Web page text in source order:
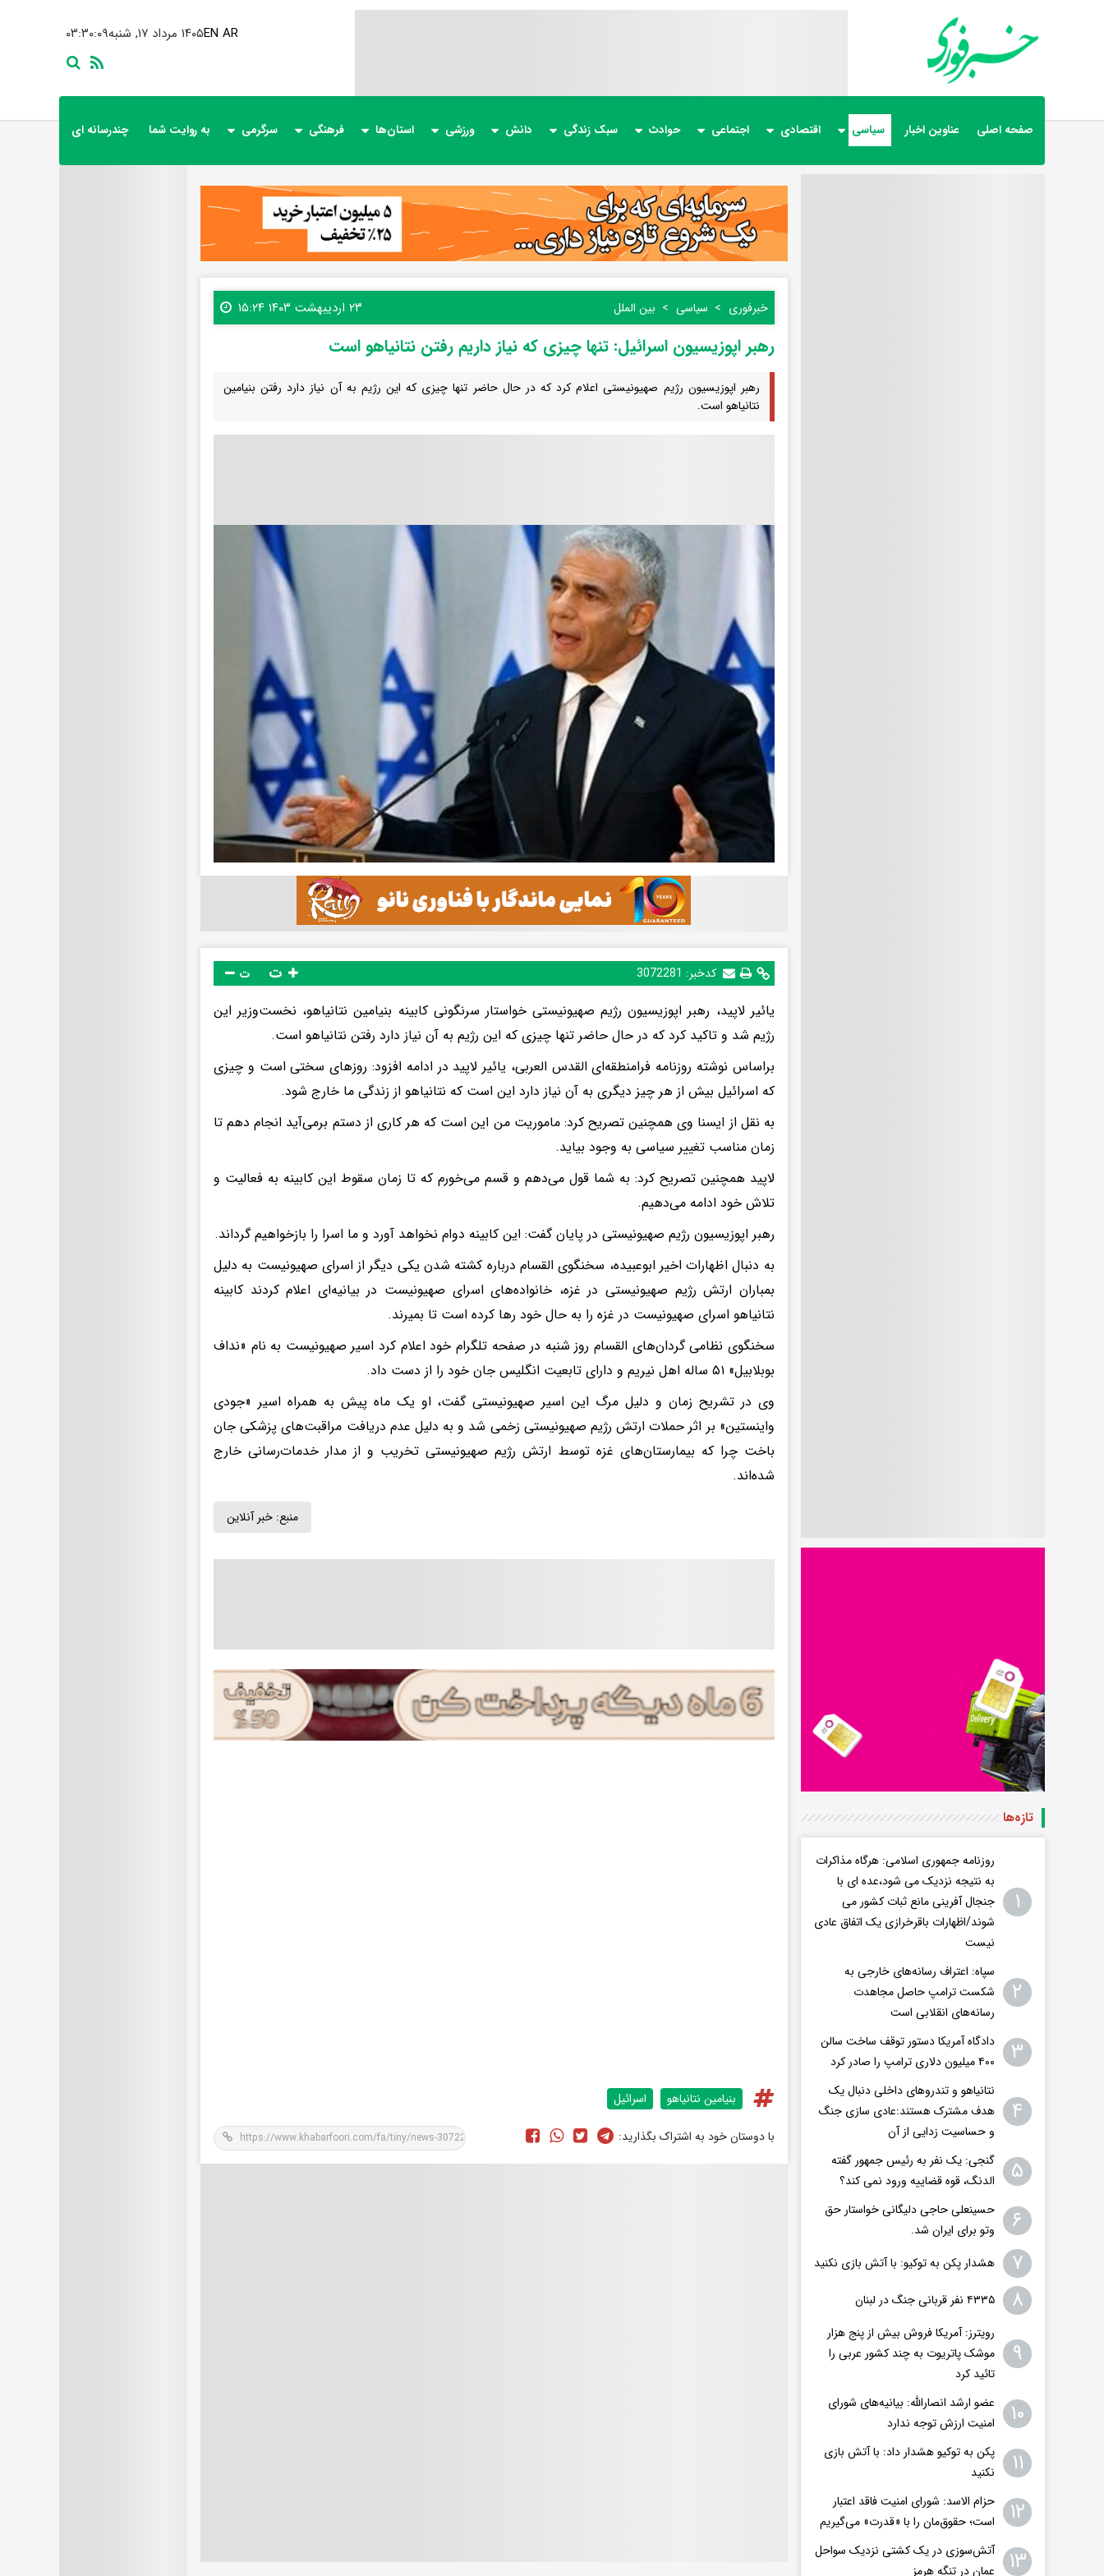
۰۳:۳۰:۱۱ ۱۴۰۵ مرداد ۱۷, شنبهEN AR
صفحه اصلی عناوین اخبار سیاسی اقتصادی اجتماعی حوادث سبک زندگی دانش ورزشی استان‌ها فرهنگی سرگرمی به روایت شما چندرسانه ای
خبرفوری سیاسی بین الملل ۲۳ اردیبهشت ۱۴۰۳ ۱۵:۲۴
رهبر اپوزیسیون اسرائیل: تنها چیزی که نیاز داریم رفتن نتانیاهو است
رهبر اپوزیسیون رژیم صهیونیستی اعلام کرد که در حال حاضر تنها چیزی که این رژیم به آن نیاز دارد رفتن بنیامین
نتانیاهو است.
کدخبر: 3072281 ت
یائیر لاپید، رهبر اپوزیسیون رژیم صهیونیستی خواستار سرنگونی کابینه بنیامین نتانیاهو، نخست‌وزیر این
رژیم شد و تاکید کرد که در حال حاضر تنها چیزی که این رژیم به آن نیاز دارد رفتن نتانیاهو است.
براساس نوشته روزنامه فرامنطقه‌ای القدس العربی، یائیر لاپید در ادامه افزود: روزهای سختی است و چیزی
که اسرائیل بیش از هر چیز دیگری به آن نیاز دارد این است که نتانیاهو از زندگی ما خارج شود.
به نقل از ایسنا وی همچنین تصریح کرد: ماموریت من این است که هر کاری از دستم برمی‌آید انجام دهم تا
زمان مناسب تغییر سیاسی به وجود بیاید.
لاپید همچنین تصریح کرد: به شما قول می‌دهم و قسم می‌خورم که تا زمان سقوط این کابینه به فعالیت و
تلاش خود ادامه می‌دهیم.
رهبر اپوزیسیون رژیم صهیونیستی در پایان گفت: این کابینه دوام نخواهد آورد و ما اسرا را بازخواهیم گرداند.
به دنبال اظهارات اخیر ابوعبیده، سخنگوی القسام درباره کشته شدن یکی دیگر از اسرای صهیونیست به دلیل
بمباران ارتش رژیم صهیونیستی در غزه، خانواده‌های اسرای صهیونیست در بیانیه‌ای اعلام کردند کابینه
نتانیاهو اسرای صهیونیست در غزه را به حال خود رها کرده است تا بمیرند.
سخنگوی نظامی گردان‌های القسام روز شنبه در صفحه تلگرام خود اعلام کرد اسیر صهیونیست به نام «نداف
بوبلابیل» ۵۱ ساله اهل نیریم و دارای تابعیت انگلیس جان خود را از دست داد.
وی در تشریح زمان و دلیل مرگ این اسیر صهیونیستی گفت، او یک ماه پیش به همراه اسیر «جودی
واینستین» بر اثر حملات ارتش رژیم صهیونیستی زخمی شد و به دلیل عدم دریافت مراقبت‌های پزشکی جان
باخت چرا که بیمارستان‌های غزه توسط ارتش رژیم صهیونیستی تخریب و از مدار خدمات‌رسانی خارج
شده‌اند.
منبع: خبر آنلاین
بنیامین نتانیاهو اسرائيل
با دوستان خود به اشتراک بگذارید:
تازه‌ها
۱
روزنامه جمهوری اسلامی: هرگاه مذاکرات
به نتیجه نزدیک می شود،عده ای با
جنجال آفرینی مانع ثبات کشور می
شوند/اظهارات باقرخرازی یک اتفاق عادی
نیست
۲
سپاه: اعتراف رسانه‌های خارجی به
شکست ترامپ حاصل مجاهدت
رسانه‌های انقلابی است
۳
دادگاه آمریکا دستور توقف ساخت سالن
۴۰۰ میلیون دلاری ترامپ را صادر کرد
۴
نتانیاهو و تندروهای داخلی دنبال یک
هدف مشترک هستند:عادی سازی جنگ
و حساسیت زدایی از آن
۵
گنجی: یک نفر به رئیس جمهور گفته
الدنگ، قوه قضاییه ورود نمی کند؟
۶
حسینعلی حاجی دلیگانی خواستار حق
وتو برای ایران شد.
۷ هشدار پکن به توکیو: با آتش بازی نکنید
۸ ۴۳۳۵ نفر قربانی جنگ در لبنان
۹
رویترز: آمریکا فروش بیش از پنج هزار
موشک پاتریوت به چند کشور عربی را
تائید کرد
۱۰
عضو ارشد انصارالله: بیانیه‌های شورای
امنیت ارزش توجه ندارد
۱۱
پکن به توکیو هشدار داد: با آتش بازی
نکنید
۱۲
حزام الاسد: شورای امنیت فاقد اعتبار
است؛ حقوق‌مان را با «قدرت» می‌گیریم
۱۳
آتش‌سوزی در یک کشتی نزدیک سواحل
عمان در تنگه هرمز